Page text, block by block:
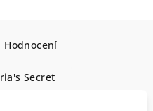
Hodnocení
Secret